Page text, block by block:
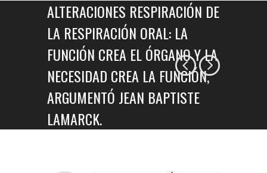
ALTERACIONES RESPIRACIÓN DE
LA RESPIRACIÓN ORAL: LA
FUNCIÓN CREA EL ÓRGANO Y LA
NECESIDAD CREA LA FUNCIÓN,
ARGUMENTÓ JEAN BAPTISTE
LAMARCK.